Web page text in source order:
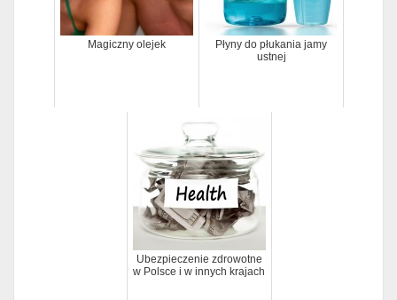
Magiczny olejek
Płyny do płukania jamy
ustnej
Ubezpieczenie zdrowotne
w Polsce i w innych krajach